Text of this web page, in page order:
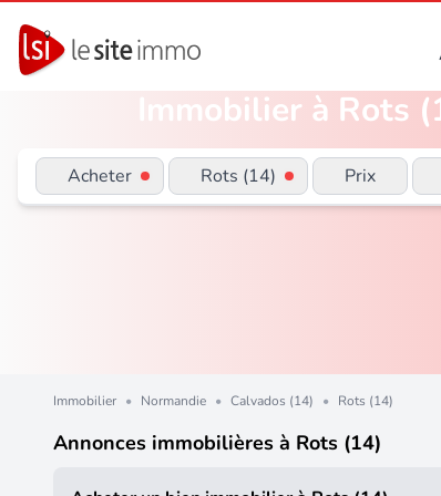
Immobilier à Rots
Acheter Rots (14) Prix
Immobilier • Normandie • Calvados (14) • Rots (14)
Annonces immobilières à Rots (14)